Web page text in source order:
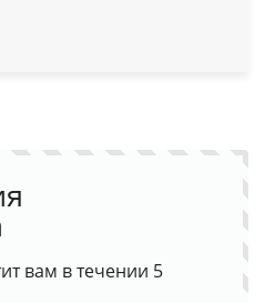
вам в течении 5